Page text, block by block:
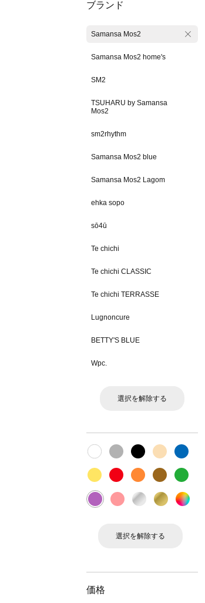
ブランド
Samansa Mos2
Samansa Mos2 home's
SM2
TSUHARU by Samansa
Mos2
sm2rhythm
Samansa Mos2 blue
Samansa Mos2 Lagom
ehka sopo
sō4ū
Te chichi
Te chichi CLASSIC
Te chichi TERRASSE
Lugnoncure
BETTY'S BLUE
Wpc.
選択を解除する
選択を解除する
価格